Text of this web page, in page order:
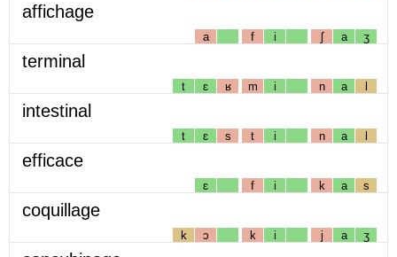
affichage
a f i ʃ a ʒ
terminal
t ɛ ʁ m i n a l
intestinal
t ɛ s t i n a l
efficace
ɛ f i k a s
coquillage
k ɔ k i j a ʒ